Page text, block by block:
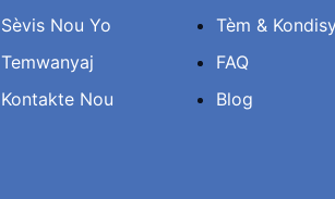
Sèvis Nou Yo
Temwanyaj
Kontakte Nou
Tèm &
FAQ
Blog